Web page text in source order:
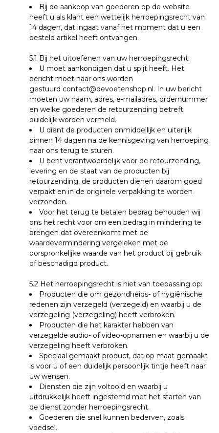
Bij de aankoop van goederen op de website
heeft u als klant een wettelijk herroepingsrecht van
14 dagen, dat ingaat vanaf het moment dat u een
besteld artikel heeft ontvangen.
5.1 Bij het uitoefenen van uw herroepingsrecht:
U moet aankondigen dat u spijt heeft. Het
bericht moet naar ons worden
gestuurd contact@devoetenshop.nl. In uw bericht
moeten uw naam, adres, e-mailadres, ordernummer
en welke goederen de retourzending betreft
duidelijk worden vermeld.
U dient de producten onmiddellijk en uiterlijk
binnen 14 dagen na de kennisgeving van herroeping
naar ons terug te sturen.
U bent verantwoordelijk voor de retourzending,
levering en de staat van de producten bij
retourzending, de producten dienen daarom goed
verpakt en in de originele verpakking te worden
verzonden.
Voor het terug te betalen bedrag behouden wij
ons het recht voor om een bedrag in mindering te
brengen dat overeenkomt met de
waardevermindering vergeleken met de
oorspronkelijke waarde van het product bij gebruik
of beschadigd product.
5.2 Het herroepingsrecht is niet van toepassing op:
Producten die om gezondheids- of hygiënische
redenen zijn verzegeld (verzegeld) en waarbij u de
verzegeling (verzegeling) heeft verbroken.
Producten die het karakter hebben van
verzegelde audio- of video-opnamen en waarbij u de
verzegeling heeft verbroken.
Speciaal gemaakt product, dat op maat gemaakt
is voor u of een duidelijk persoonlijk tintje heeft naar
uw wensen.
Diensten die zijn voltooid en waarbij u
uitdrukkelijk heeft ingestemd met het starten van
de dienst zonder herroepingsrecht.
Goederen die snel kunnen bederven, zoals
voedsel.